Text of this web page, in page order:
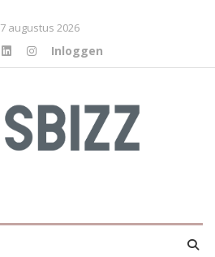
7 augustus 2026
Inloggen